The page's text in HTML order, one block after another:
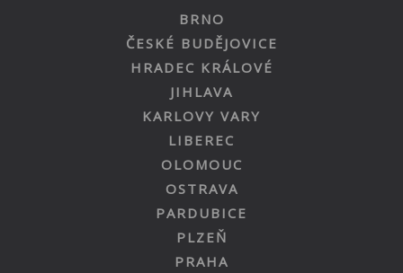
BRNO
ČESKÉ BUDĚJOVICE
HRADEC KRÁLOVÉ
JIHLAVA
KARLOVY VARY
LIBEREC
OLOMOUC
OSTRAVA
PARDUBICE
PLZEŇ
PRAHA